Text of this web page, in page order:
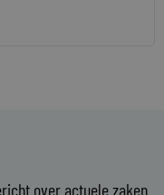
over actuele zaken